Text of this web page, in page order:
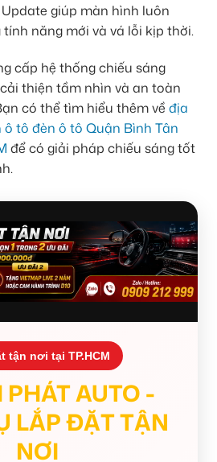
giúp màn hình luôn
năng mới và vá lỗi kịp thời.
cấp hệ thống chiếu sáng
thiện tầm nhìn và an toàn
có thể tìm hiểu thêm về địa
tô đèn ô tô Quận Bình Tân
để có giải pháp chiếu sáng tốt
tận nơi tại TP.HCM
AUTO -
LẮP ĐẶT TẬN
NƠI